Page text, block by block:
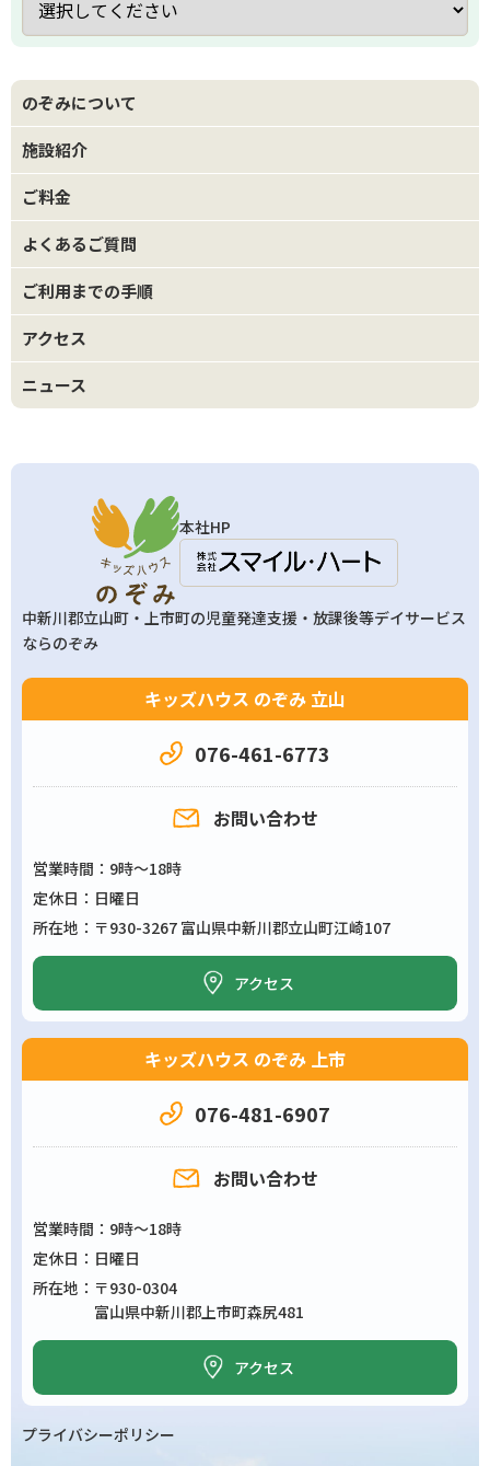
のぞみについて
施設紹介
ご料金
よくあるご質問
ご利用までの手順
アクセス
ニュース
本社HP
中新川郡立山町・上市町の児童発達支援・放課後等デイサービス
ならのぞみ
キッズハウス のぞみ 立山
076-461-6773
お問い合わせ
営業時間
9時～18時
定休日
日曜日
所在地
〒930-3267 富山県中新川郡立山町江崎107
アクセス
キッズハウス のぞみ 上市
076-481-6907
お問い合わせ
営業時間
9時～18時
定休日
日曜日
所在地
〒930-0304
富山県中新川郡上市町森尻481
アクセス
プライバシーポリシー